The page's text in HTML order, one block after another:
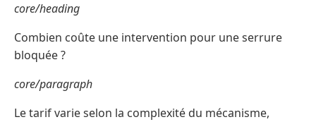
core/heading
Combien coûte une intervention pour une serrure
bloquée ?
core/paragraph
Le tarif varie selon la complexité du mécanisme,